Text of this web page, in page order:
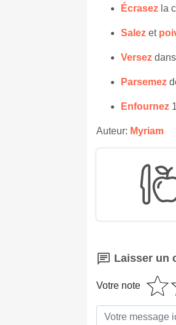
Écrasez la
Salez et
Versez
Parsemez
Enfournez
Auteur: Myriam
Laisser un
Votre note